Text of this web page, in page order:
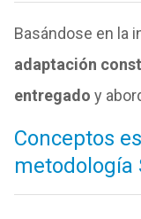
Basándose en la
adaptación
entregado y
Conceptos
metodología